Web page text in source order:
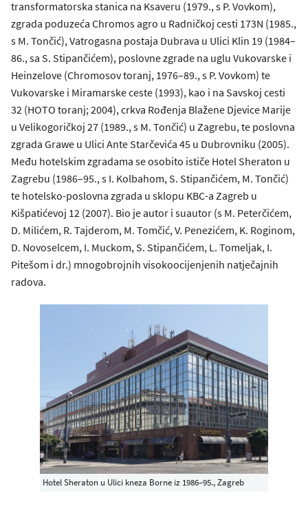
transformatorska stanica na Ksaveru (1979., s P. Vovkom),
zgrada poduzeća Chromos agro u Radničkoj cesti 173N (1985.,
s M. Tončić), Vatrogasna postaja Dubrava u Ulici Klin 19 (1984–
86., sa S. Stipančićem), poslovne zgrade na uglu Vukovarske i
Heinzelove (Chromosov toranj, 1976–89., s P. Vovkom) te
Vukovarske i Miramarske ceste (1993), kao i na Savskoj cesti
32 (HOTO toranj; 2004), crkva Rođenja Blažene Djevice Marije
u Velikogoričkoj 27 (1989., s M. Tončić) u Zagrebu, te poslovna
zgrada Grawe u Ulici Ante Starčevića 45 u Dubrovniku (2005).
Među hotelskim zgradama se osobito ističe Hotel Sheraton u
Zagrebu (1986–95., s I. Kolbahom, S. Stipančićem, M. Tončić)
te hotelsko-poslovna zgrada u sklopu KBC-a Zagreb u
Kišpatićevoj 12 (2007). Bio je autor i suautor (s M. Peterčićem,
D. Milićem, R. Tajderom, M. Tomčić, V. Penezićem, K. Roginom,
D. Novoselcem, I. Muckom, S. Stipančićem, L. Tomeljak, I.
Pitešom i dr.) mnogobrojnih visokoocijenjenih natječajnih
radova.
Hotel Sheraton u Ulici kneza Borne iz 1986–95., Zagreb